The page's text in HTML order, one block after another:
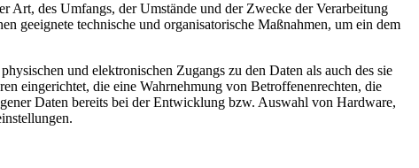
Art, des Umfangs, der Umstände und der Zwecke der Verarbeitung
geeignete technische und organisatorische Maßnahmen, um ein dem
und elektronischen Zugangs zu den Daten als auch des sie
eingerichtet, die eine Wahrnehmung von Betroffenenrechten, die
Daten bereits bei der Entwicklung bzw. Auswahl von Hardware,